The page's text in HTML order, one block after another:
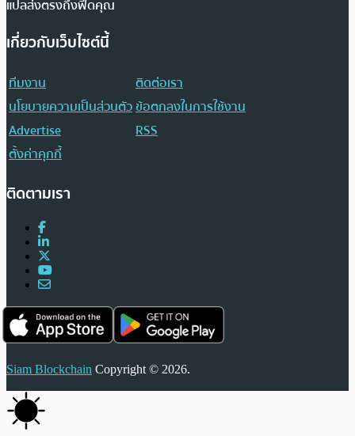
แปลส่งตรงถึงฟีดคุณ
เกี่ยวกับเว็บไซต์นี้
ทีมงาน
ติดต่อเรา
นโยบายความเป็นส่วนตัวข้อตกลงในการใช้งาน
Advertise
RSS
ตั้งค่าคุกกี้
ติดตามเรา
Siam Blockchain Copyright © 2026.